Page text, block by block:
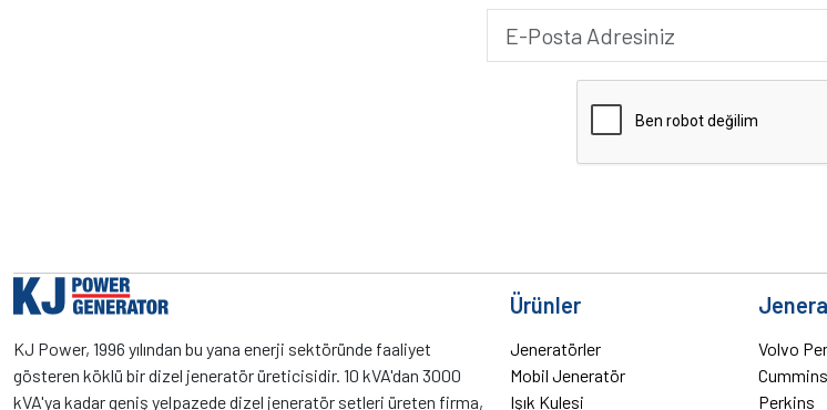
KJ Power, 1996 yılından bu yana enerji sektöründe faaliyet
gösteren köklü bir dizel jeneratör üreticisidir. 10 kVA'dan 3000
kVA'ya kadar geniş yelpazede dizel jeneratör setleri üreten firma,
Ürünler
Jeneratörler
Mobil Jeneratör
Işık Kulesi
Volvo
Cummins
Perkins